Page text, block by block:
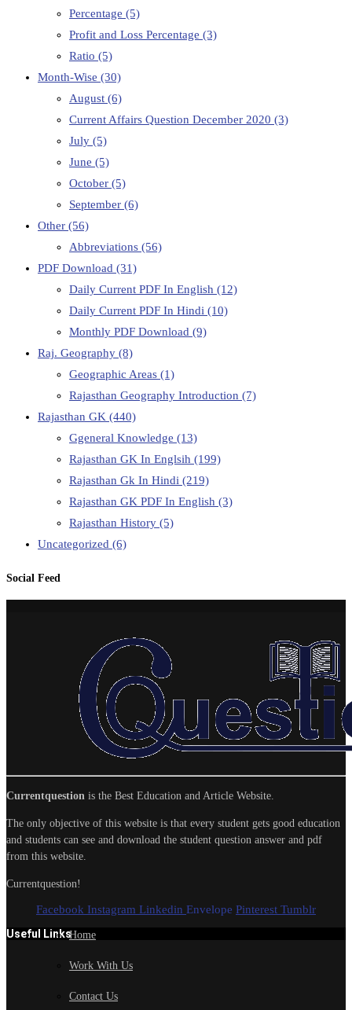
Percentage (5)
Profit and Loss Percentage (3)
Ratio (5)
Month-Wise (30)
August (6)
Current Affairs Question December 2020 (3)
July (5)
June (5)
October (5)
September (6)
Other (56)
Abbreviations (56)
PDF Download (31)
Daily Current PDF In English (12)
Daily Current PDF In Hindi (10)
Monthly PDF Download (9)
Raj. Geography (8)
Geographic Areas (1)
Rajasthan Geography Introduction (7)
Rajasthan GK (440)
Ggeneral Knowledge (13)
Rajasthan GK In Englsih (199)
Rajasthan Gk In Hindi (219)
Rajasthan GK PDF In English (3)
Rajasthan History (5)
Uncategorized (6)
Social Feed
Currentquestion is the Best Education and Article Website.
The only objective of this website is that every student gets good education
and students can see and download the student question answer and pdf
from this website.
Currentquestion!
Facebook Instagram Linkedin Envelope Pinterest Tumblr
Useful LinksHome
Work With Us
Contact Us